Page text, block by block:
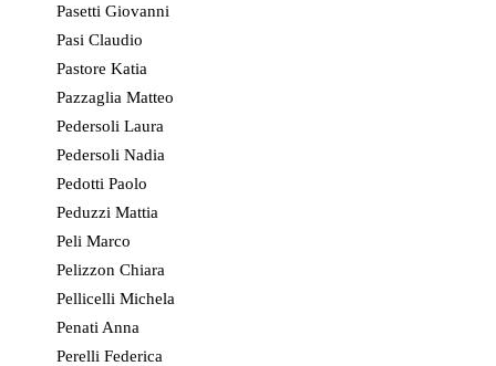
Pasetti Giovanni
Pasi Claudio
Pastore Katia
Pazzaglia Matteo
Pedersoli Laura
Pedersoli Nadia
Pedotti Paolo
Peduzzi Mattia
Peli Marco
Pelizzon Chiara
Pellicelli Michela
Penati Anna
Perelli Federica